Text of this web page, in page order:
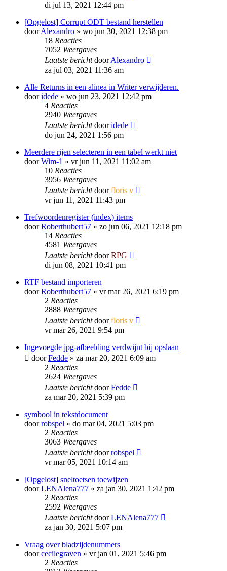
di jul 13, 2021 12:44 pm
[Opgelost] Corrupt ODT bestand herstellen
doorAlexandro » wo jun 30, 2021 12:38 pm
18 Reacties
7052 Weergaves
Laatste berichtdoorAlexandro
za jul 03, 2021 11:36 am
Alle Returns in een alinea in Writer verwijderen.
dooridede » wo jun 23, 2021 12:42 pm
4 Reacties
2940 Weergaves
Laatste berichtdooridede
do jun 24, 2021 1:56 pm
Meerdere rijen selecteren in een tabel werkt niet
doorWim-1 » vr jun 11, 2021 11:02 am
10 Reacties
3956 Weergaves
Laatste berichtdoorfloris v
vr jun 11, 2021 11:43 pm
Trefwoordenregister (index) items
doorRoberthubert57 » zo jun 06, 2021 12:18 pm
14 Reacties
4581 Weergaves
Laatste berichtdoorRPG
di jun 08, 2021 10:41 pm
RTF bestand importeren
doorRoberthubert57 » vr mar 26, 2021 6:19 pm
2 Reacties
2888 Weergaves
Laatste berichtdoorfloris v
vr mar 26, 2021 9:54 pm
Ingevoegde jpg-afbeelding verdwijnt bij opslaan
doorFedde » za mar 20, 2021 6:09 am
2 Reacties
2624 Weergaves
Laatste berichtdoorFedde
za mar 20, 2021 5:39 pm
symbool in tekstdocument
doorrobspel » do mar 04, 2021 5:03 pm
2 Reacties
3063 Weergaves
Laatste berichtdoorrobspel
vr mar 05, 2021 10:14 am
[Opgelost] sneltoetsen toewijzen
doorLENAlena777 » za jan 30, 2021 1:42 pm
2 Reacties
2592 Weergaves
Laatste berichtdoorLENAlena777
za jan 30, 2021 5:07 pm
Vraag over bladzijdenummers
doorcecilegraven » vr jan 01, 2021 5:46 pm
2 Reacties